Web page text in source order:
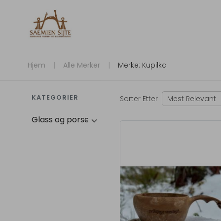
Hjem Alle Merker Merke: Kupilka
KATEGORIER
Glass og porselen
Sorter Etter Mest Relevant